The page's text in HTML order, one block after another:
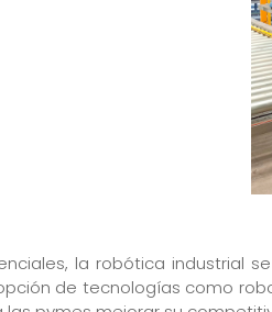
la robótica industrial
de tecnologías como